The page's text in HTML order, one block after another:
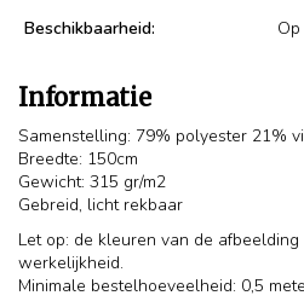
Beschikbaarheid:
Informatie
Samenstelling: 79% polyester 21%
Breedte: 150cm
Gewicht: 315 gr/m2
Gebreid, licht rekbaar
Let op: de kleuren van de
werkelijkheid.
Minimale bestelhoeveelheid: 0,5